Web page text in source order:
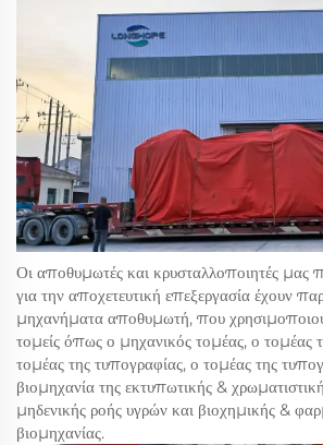
Οι αποθυμωτές και κρυσταλλοποιητές μας
για την αποχετευτική επεξεργασία έχουν
μηχανήματα αποθυμωτή, που
τομείς όπως ο μηχανικός τομέας, ο τομέας
τομέας της τυπογραφίας, ο τομέας της
βιομηχανία της εκτυπωτικής &
μηδενικής ροής υγρών και βιοχημικής &
βιομηχανίας.